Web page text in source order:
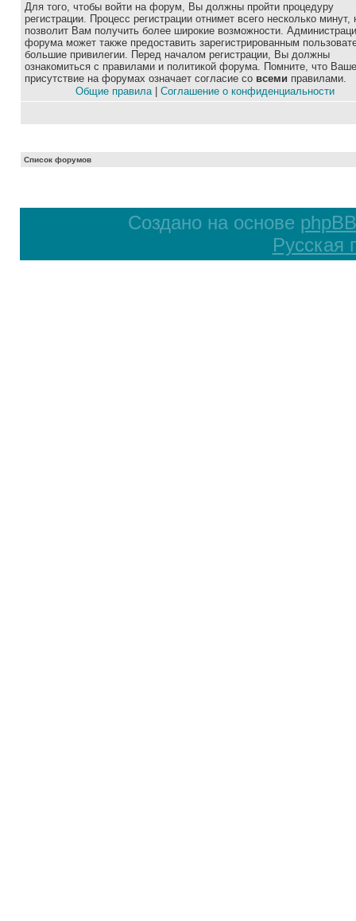
Для того, чтобы войти на форум, Вы должны пройти процедуру
регистрации. Процесс регистрации отнимет всего несколько минут,
позволит Вам получить более широкие возможности.
форума может также предоставить зарегистрированным
большие привилегии. Перед началом регистрации, Вы должны
ознакомиться с правилами и политикой форума. Помните, что Ваше
присутствие на форумах означает согласие со всеми правилами.
Общие правила| Соглашение о конфиденциальности
Список форумов
Создано на основе phpBB
Русская